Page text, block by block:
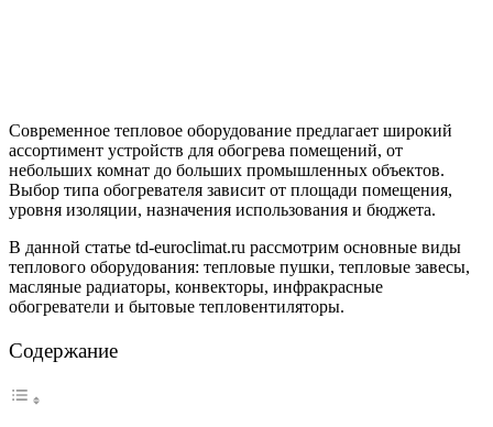
Современное тепловое оборудование предлагает широкий
ассортимент устройств для обогрева помещений, от
небольших комнат до больших промышленных объектов.
Выбор типа обогревателя зависит от площади помещения,
уровня изоляции, назначения использования и бюджета.
В данной статье td-euroclimat.ru рассмотрим основные виды
теплового оборудования: тепловые пушки, тепловые завесы,
масляные радиаторы, конвекторы, инфракрасные
обогреватели и бытовые тепловентиляторы.
Содержание